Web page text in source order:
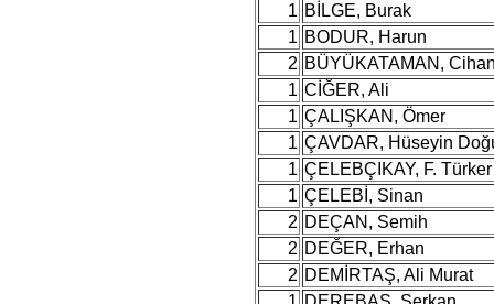
1 BİLGE, Burak
1 BODUR, Harun
2 BÜYÜKATAMAN,
1 CİĞER, Ali
1 ÇALIŞKAN, Ömer
1 ÇAVDAR, Hüseyin
1 ÇELEBÇIKAY, F. Türker
1 ÇELEBİ, Sinan
2 DEÇAN, Semih
2 DEĞER, Erhan
2 DEMİRTAŞ, Ali Murat